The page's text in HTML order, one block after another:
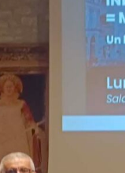
Uniti nell’UE:
non